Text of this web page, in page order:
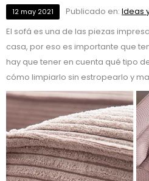
12may 2021 Publicado en: Ideas
El sofá es una de las piezas
casa, por eso es importante que
hay que tener en cuenta qué tipo
cómo limpiarlo sin estropearlo y